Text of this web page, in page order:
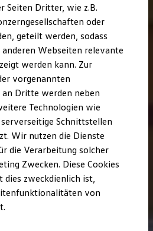
Kollektion
und HU/AU
und Checks
und Flüssigkeiten
Reifen
Unfallhilfe
Teile
Zubehör
Seiten Dritter, wie z.B.
oder
geteilt werden, sodass
anderen Webseiten relevante
werden kann. Zur
vorgenannten
Dritte werden neben
Technologien wie
Schnittstellen
Wir nutzen die Dienste
die Verarbeitung solcher
Zwecken. Diese Cookies
dies zweckdienlich ist,
von